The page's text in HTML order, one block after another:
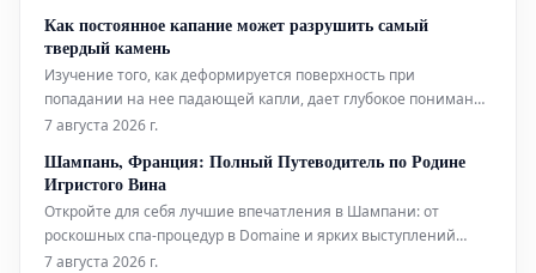
суровых погодных явлений.
Как постоянное капание может разрушить самый
твердый камень
Изучение того, как деформируется поверхность при
попадании на нее падающей капли, дает глубокое понимание
эрозионной мощи воды.
7 августа 2026 г.
Шампань, Франция: Полный Путеводитель по Родине
Игристого Вина
Откройте для себя лучшие впечатления в Шампани: от
роскошных спа-процедур в Domaine и ярких выступлений
живого хип-хопа до уникальных дегустаций на речных судах.
7 августа 2026 г.